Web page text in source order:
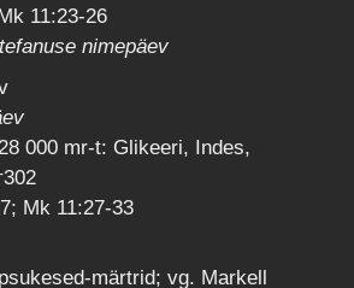
11:23-26
nimepäev
000 mr-t: Glikeeri, Indes,
Mk 11:27-33
märtrid; vg. Markell